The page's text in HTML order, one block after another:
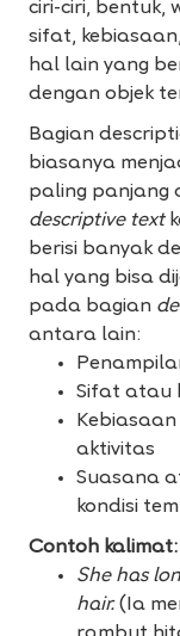
ciri-ciri, bentuk,
sifat,
hal lain yang
dengan objek
Bagian
biasanya
paling panjang
descriptive text
berisi banyak
hal yang bisa
pada bagian
antara lain:
Sifat atau
aktivitas
Suasana
kondisi
Contoh kalimat:
She has
hair.(Ia